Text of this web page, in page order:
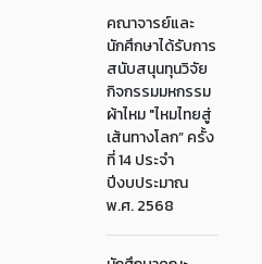
คณาจารย์และ
นักศึกษาได้รับการ
สนับสนุนทุนวิจัย
กิจกรรมมหกรรม
ผ้าไหม "ไหมไทยสู่
เส้นทางโลก” ครั้ง
ที่ 14 ประจำ
ปีงบประมาณ
พ.ศ. 2568